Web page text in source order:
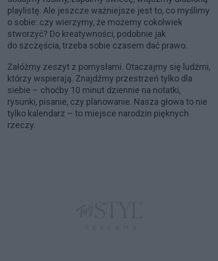
playlistę. Ale jeszcze ważniejsze jest to, co myślimy
o sobie: czy wierzymy, że możemy cokolwiek
stworzyć? Do kreatywności, podobnie jak
do szczęścia, trzeba sobie czasem dać prawo.
Załóżmy zeszyt z pomysłami. Otaczajmy się ludźmi,
którzy wspierają. Znajdźmy przestrzeń tylko dla
siebie – choćby 10 minut dziennie na notatki,
rysunki, pisanie, czy planowanie. Nasza głowa to nie
tylko kalendarz – to miejsce narodzin pięknych
rzeczy.